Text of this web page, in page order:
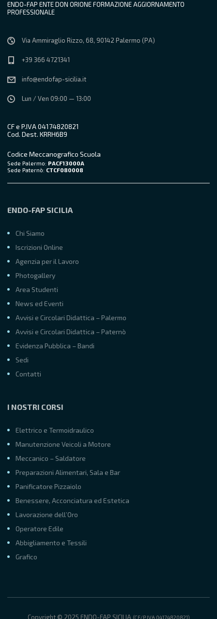
ENDO-FAP ENTE DON ORIONE FORMAZIONE AGGIORNAMENTO
PROFESSIONALE
Via Ammiraglio Rizzo, 68, 90142 Palermo (PA)
+39 366 4721341
info@endofap-sicilia.it
Lun / Ven 09:00 — 13:00
CF e P.IVA 04174820821
Cod. Dest. KRRH6B9
Codice Meccanografico Scuola
Sede Palermo: PACF13000A
Sede Paternò: CTCF080008
ENDO-FAP SICILIA
Chi Siamo
Iscrizioni Online
Agenzia per il Lavoro
Photogallery
Area Studenti
News ed Eventi
Avvisi e Circolari Didattica – Palermo
Avvisi e Circolari Didattica – Paternò
Evidenza Pubblica – Bandi
Sedi
Contatti
I NOSTRI CORSI
Elettrico e Termoidraulico
Manutenzione Veicoli a Motore
Meccanico – Saldatore
Preparazioni Alimentari, Sala e Bar
Panificatore Pizzaiolo
Benessere, Acconciatura ed Estetica
Lavorazione dell’Oro
Operatore Edile
Abbigliamento e Tessili
Grafico
Copyright © 2025 ENDO-FAP SICILIA (CF/P.IVA 04174820821)